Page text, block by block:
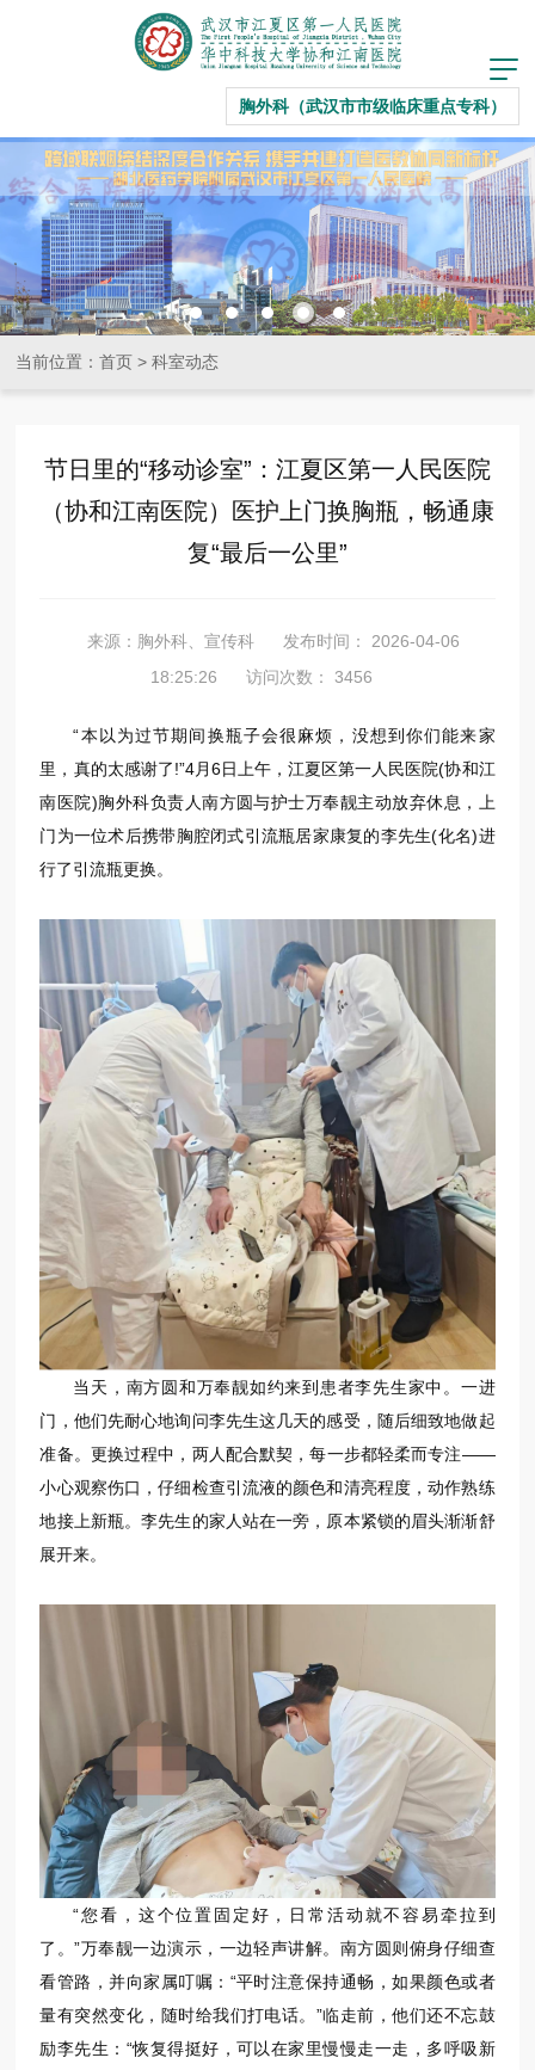
胸外科（武汉市市级临床重点专科）
当前位置：首页 >科室动态
节日里的“移动诊室”：江夏区第一人民医院
（协和江南医院）医护上门换胸瓶，畅通康
复“最后一公里”
来源：胸外科、宣传科
发布时间： 2026-04-06
18:25:26
访问次数： 3456
“本以为过节期间换瓶子会很麻烦，没想到你们能来家
里，真的太感谢了!”4月6日上午，江夏区第一人民医院(协和江
南医院)胸外科负责人南方圆与护士万奉靓主动放弃休息，上
门为一位术后携带胸腔闭式引流瓶居家康复的李先生(化名)进
行了引流瓶更换。
当天，南方圆和万奉靓如约来到患者李先生家中。一进
门，他们先耐心地询问李先生这几天的感受，随后细致地做起
准备。更换过程中，两人配合默契，每一步都轻柔而专注——
小心观察伤口，仔细检查引流液的颜色和清亮程度，动作熟练
地接上新瓶。李先生的家人站在一旁，原本紧锁的眉头渐渐舒
展开来。
“您看，这个位置固定好，日常活动就不容易牵拉到
了。”万奉靓一边演示，一边轻声讲解。南方圆则俯身仔细查
看管路，并向家属叮嘱：“平时注意保持通畅，如果颜色或者
量有突然变化，随时给我们打电话。”临走前，他们还不忘鼓
励李先生：“恢复得挺好，可以在家里慢慢走一走，多呼吸新